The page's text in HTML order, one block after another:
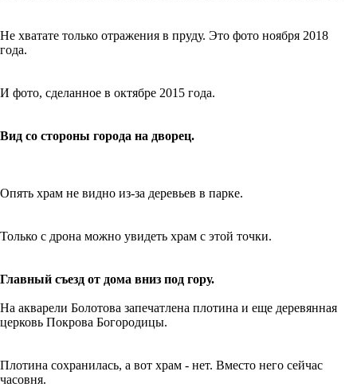
Не хватате только отражения в пруду. Это фото ноября 2018
года.
И фото, сделанное в октябре 2015 года.
Вид со стороны города на дворец.
Опять храм не видно из-за деревьев в парке.
Только с дрона можно увидеть храм с этой точки.
Главный съезд от дома вниз под гору.
На акварели Болотова запечатлена плотина и еще деревянная
церковь Покрова Богородицы.
Плотина сохранилась, а вот храм - нет. Вместо него сейчас
часовня.